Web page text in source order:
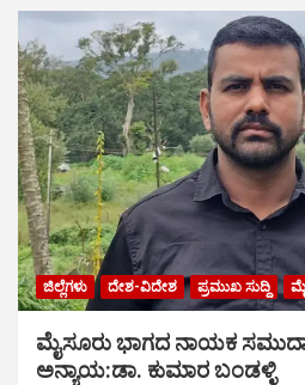
ಜಿಲ್ಲೆಗಳು ದೇಶ-ವಿದೇಶ ಪ್ರಮುಖ ಸುದ್ದಿ
ಮೈಸೂರು ಭಾಗದ ನಾಯಕ
ಅನ್ಯಾಯ:ಡಾ. ಕುಮಾರ ಬಂಡಳ್ಳಿ